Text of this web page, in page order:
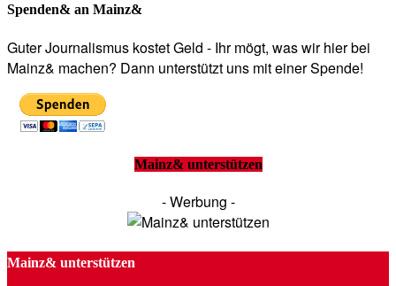
Spenden& an Mainz&
Guter Journalismus kostet Geld - Ihr mögt, was wir hier bei
Mainz& machen? Dann unterstützt uns mit einer Spende!
Mainz& unterstützen
- Werbung -
Mainz& unterstützen